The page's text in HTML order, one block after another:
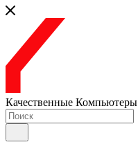
Качественные Компьютеры